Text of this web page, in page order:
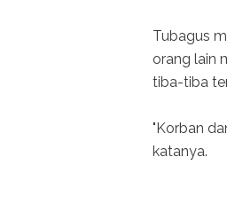
Tubagus
orang lain
tiba-tiba
"Korban
katanya.